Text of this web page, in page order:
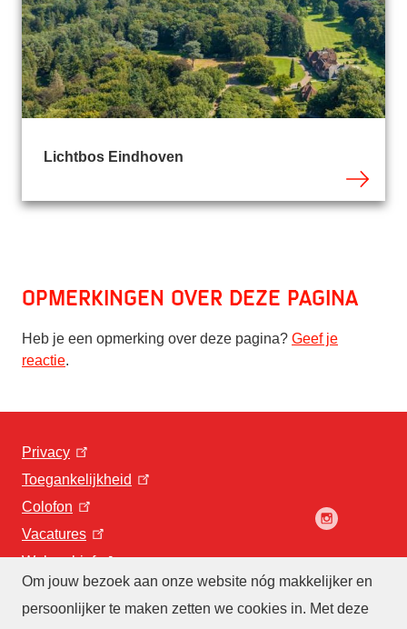
Om jouw bezoek aan onze website nóg makkelijker en
persoonlijker te maken zetten we cookies in. Met deze
Lichtbos Eindhoven
Opmerkingen over deze pagina
Heb je een opmerking over deze pagina? Geef je
reactie.
Privacy
Toegankelijkheid
Colofon
Vacatures
Webarchief